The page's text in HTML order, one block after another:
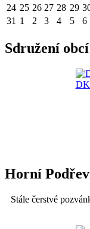
24 25 26 27 28 29
31 1 2 3 4 5 6
Sdružení
Horní
Stále čerstvé